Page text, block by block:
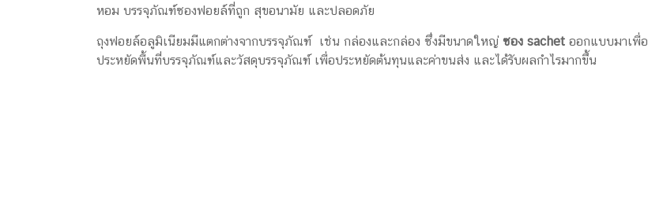
หอม บรรจุภัณฑ์ซองฟอยล์ที่ถูก สุขอนามัย และปลอดภัย
ถุงฟอยล์อลูมิเนียมมีแตกต่างจากบรรจุภัณฑ์ เช่น กล่องและกล่อง ซึ่งมีขนาดใหญ่ ซอง sachet ออกแบบมาเพื่อ
ประหยัดพื้นที่บรรจุภัณฑ์และวัสดุบรรจุภัณฑ์ เพื่อประหยัดต้นทุนและค่าขนส่ง และได้รับผลกำไรมากขึ้น